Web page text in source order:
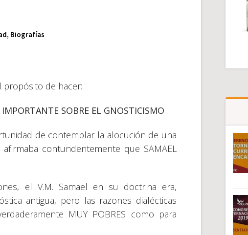
, Biografías
propósito de hacer:
SOBRE EL GNOSTICISMO
de contemplar la alocución de una
contundentemente que SAMAEL
el V.M. Samael en su doctrina era,
antigua, pero las razones dialécticas
MUY POBRES como para